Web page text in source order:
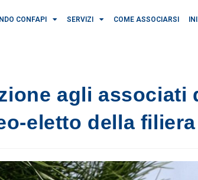
CONFAPI SERVIZI COME ASSOCIARSI
agli associati
eletto della